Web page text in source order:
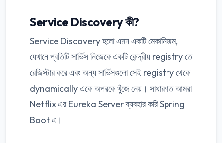
Service Discovery কী?
Service Discovery হলো এমন একটি মেকানিজম,
যেখানে প্রতিটি সার্ভিস নিজেকে একটি কেন্দ্রীয় registry তে
রেজিস্টার করে এবং অন্য সার্ভিসগুলো সেই registry থেকে
dynamically একে অপরকে খুঁজে নেয়। সাধারণত আমরা
Netflix এর Eureka Server ব্যবহার করি Spring
Boot এ।